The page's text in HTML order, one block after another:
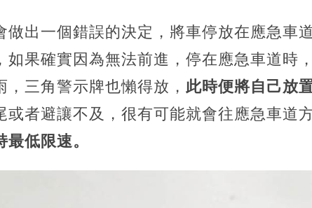
做出一個錯誤的決定，將車停放在應急車
如果確實因為無法前進，停在應急車道時
三角警示牌也懶得放， 此時便將自己放
者避讓不及，很有可能就會往應急車道方
低限速。